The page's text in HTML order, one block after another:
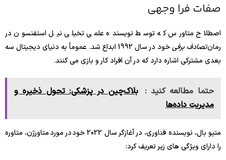
صفات فرا وجهی
اصطلاح متاورس که توسط نویسنده علمی تخیلی نیل استفنسون در
رمانتصادف برفی
خود در سال 1992 ابداع شد. عموماً به دنیای دیجیتال سه
بعدی مشترکی اشاره دارد که در آن افراد کار و بازی می کنند.
حتما مطالعه کنید : بلاک‌چین در پزشکی: تحول ذخیره و
مدیریت داده‌ها
متیو بال، نویسنده فناوری، در آغازگر سال 2022 خود در مورد متاورژن، متاوره
را دارای ویژگی های زیر تعریف کرد: